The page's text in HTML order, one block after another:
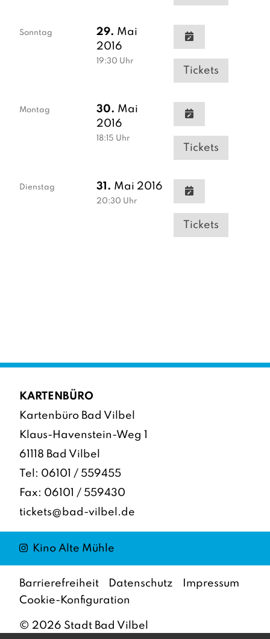
Sonntag 29. Mai
2016
19:30 Uhr
Tickets
Montag 30. Mai
2016
18:15 Uhr
Tickets
Dienstag 31. Mai 2016
20:30 Uhr
Tickets
KARTENBÜRO
Kartenbüro Bad Vilbel
Klaus-Havenstein-Weg 1
61118 Bad Vilbel
Tel: 06101 / 559455
Fax: 06101 / 559430
tickets@bad-vilbel.de
Instagram
Kino Alte Mühle
© 2026 Stadt Bad Vilbel
Barrierefreiheit Datenschutz
Impressum
Cookie-Konfiguration